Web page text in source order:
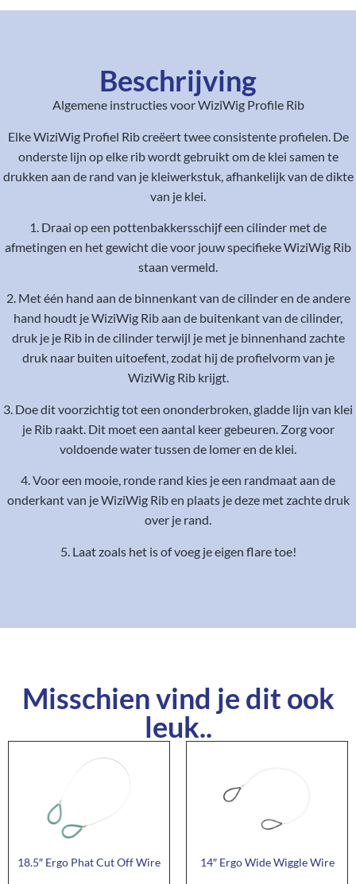
Beschrijving
Algemene instructies voor WiziWig Profile Rib
Elke WiziWig Profiel Rib creëert twee consistente profielen. De
onderste lijn op elke rib wordt gebruikt om de klei samen te
drukken aan de rand van je kleiwerkstuk, afhankelijk van de dikte
van je klei.
1. Draai op een pottenbakkersschijf een cilinder met de
afmetingen en het gewicht die voor jouw specifieke WiziWig Rib
staan vermeld.
2. Met één hand aan de binnenkant van de cilinder en de andere
hand houdt je WiziWig Rib aan de buitenkant van de cilinder,
druk je je Rib in de cilinder terwijl je met je binnenhand zachte
druk naar buiten uitoefent, zodat hij de profielvorm van je
WiziWig Rib krijgt.
3. Doe dit voorzichtig tot een ononderbroken, gladde lijn van klei
je Rib raakt. Dit moet een aantal keer gebeuren. Zorg voor
voldoende water tussen de lomer en de klei.
4. Voor een mooie, ronde rand kies je een randmaat aan de
onderkant van je WiziWig Rib en plaats je deze met zachte druk
over je rand.
5. Laat zoals het is of voeg je eigen flare toe!
Misschien vind je dit ook
leuk..
18.5″ Ergo Phat Cut Off Wire 14″ Ergo Wide Wiggle Wire